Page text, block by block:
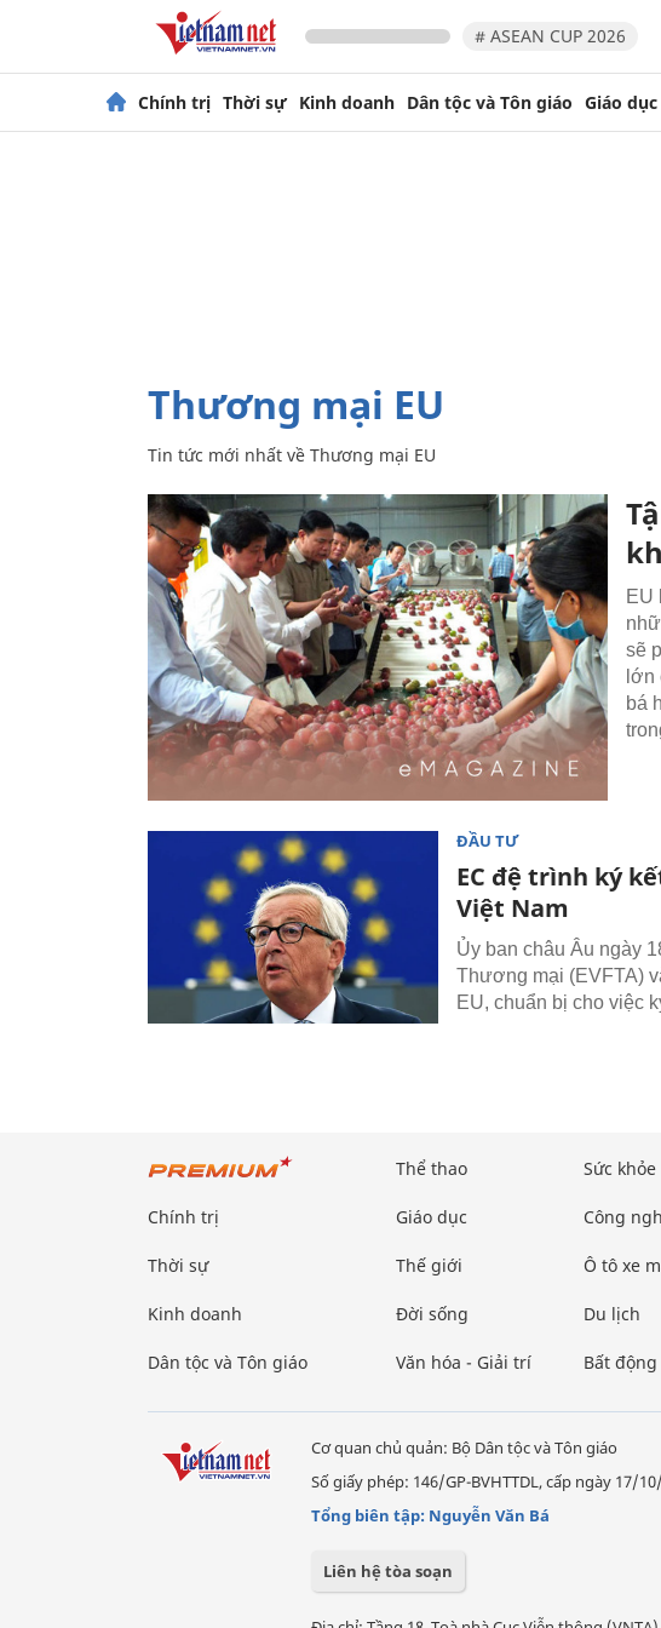
# ASEAN CUP 2026
Chính trị Thời sự Kinh doanh Dân tộc và Tôn giáo Giáo dục
Thương mại EU
Tin tức mới nhất về Thương mại EU
EU
sẽ
lớn
bá
ĐẦU TƯ
EC đệ trình ký
Việt Nam
Ủy ban châu Âu ngày
Thương mại (EVFTA)
EU, chuẩn bị cho việc
Chính trị
Thời sự
Kinh doanh
Dân tộc và Tôn giáo
Thể thao
Giáo dục
Thế giới
Đời sống
Văn hóa - Giải trí
Sức khỏe
Công
Ô tô xe
Du lịch
Bất động
Cơ quan chủ quản: Bộ Dân tộc và Tôn giáo
Số giấy phép: 146/GP-BVHTTDL, cấp ngày 17/
Tổng biên tập: Nguyễn Văn Bá
Liên hệ tòa soạn